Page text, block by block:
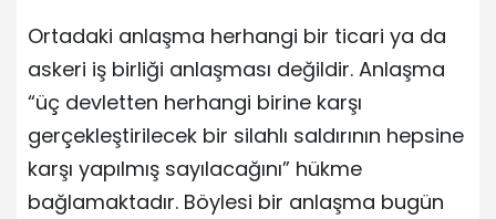
Ortadaki anlaşma herhangi bir ticari ya da
askeri iş birliği anlaşması değildir. Anlaşma
“üç devletten herhangi birine karşı
gerçekleştirilecek bir silahlı saldırının hepsine
karşı yapılmış sayılacağını” hükme
bağlamaktadır. Böylesi bir anlaşma bugün